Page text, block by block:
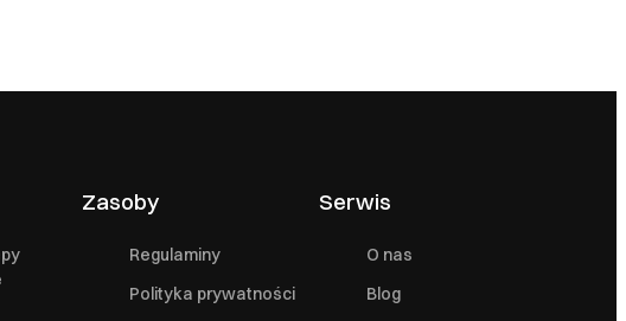
Zasoby
Regulaminy
Polityka prywatności
Serwis
O nas
Blog